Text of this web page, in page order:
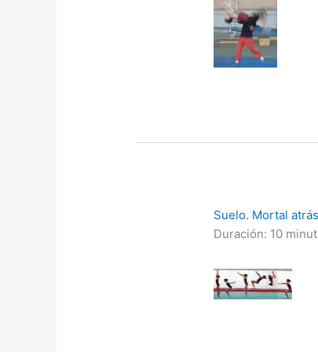
Suelo. Mortal atrás
Duración: 10